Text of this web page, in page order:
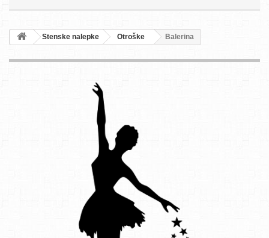
Stenske nalepke Otroške Balerina